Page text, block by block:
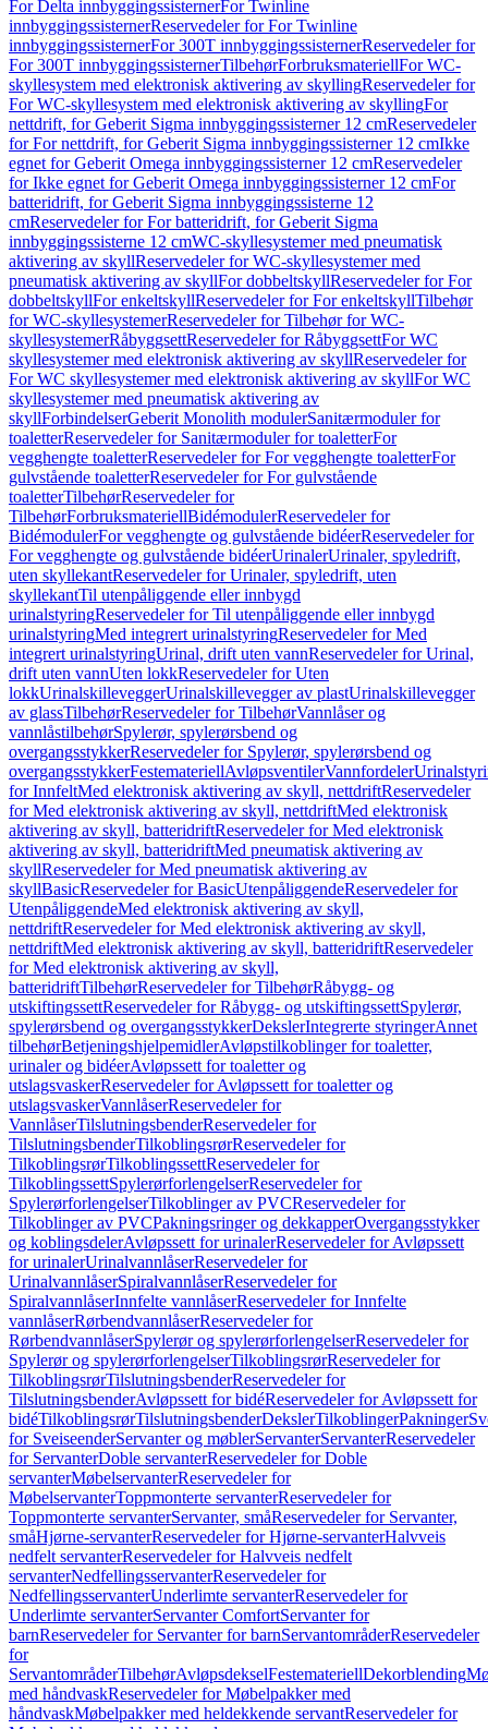
For Delta innbyggingssisternerFor Twinline
innbyggingssisternerReservedeler for For Twinline
innbyggingssisternerFor 300T innbyggingssisternerReservedeler for
For 300T innbyggingssisternerTilbehørForbruksmateriellFor WC-
skyllesystem med elektronisk aktivering av skyllingReservedeler for
For WC-skyllesystem med elektronisk aktivering av skyllingFor
nettdrift, for Geberit Sigma innbyggingssisterner 12 cmReservedeler
for For nettdrift, for Geberit Sigma innbyggingssisterner 12 cmIkke
egnet for Geberit Omega innbyggingssisterner 12 cmReservedeler
for Ikke egnet for Geberit Omega innbyggingssisterner 12 cmFor
batteridrift, for Geberit Sigma innbyggingssisterne 12
cmReservedeler for For batteridrift, for Geberit Sigma
innbyggingssisterne 12 cmWC-skyllesystemer med pneumatisk
aktivering av skyllReservedeler for WC-skyllesystemer med
pneumatisk aktivering av skyllFor dobbeltskyllReservedeler for For
dobbeltskyllFor enkeltskyllReservedeler for For enkeltskyllTilbehør
for WC-skyllesystemerReservedeler for Tilbehør for WC-
skyllesystemerRåbyggsettReservedeler for RåbyggsettFor WC
skyllesystemer med elektronisk aktivering av skyllReservedeler for
For WC skyllesystemer med elektronisk aktivering av skyllFor WC
skyllesystemer med pneumatisk aktivering av
skyllForbindelserGeberit Monolith modulerSanitærmoduler for
toaletterReservedeler for Sanitærmoduler for toaletterFor
vegghengte toaletterReservedeler for For vegghengte toaletterFor
gulvstående toaletterReservedeler for For gulvstående
toaletterTilbehørReservedeler for
TilbehørForbruksmateriellBidémodulerReservedeler for
BidémodulerFor vegghengte og gulvstående bidéerReservedeler for
For vegghengte og gulvstående bidéerUrinalerUrinaler, spyledrift,
uten skyllekantReservedeler for Urinaler, spyledrift, uten
skyllekantTil utenpåliggende eller innbygd
urinalstyringReservedeler for Til utenpåliggende eller innbygd
urinalstyringMed integrert urinalstyringReservedeler for Med
integrert urinalstyringUrinal, drift uten vannReservedeler for Urinal,
drift uten vannUten lokkReservedeler for Uten
lokkUrinalskilleveggerUrinalskillevegger av plastUrinalskillevegger
av glassTilbehørReservedeler for TilbehørVannlåser og
vannlåstilbehørSpylerør, spylerørsbend og
overgangsstykkerReservedeler for Spylerør, spylerørsbend og
overgangsstykkerFestemateriellAvløpsventilerVannfordeler
for InnfeltMed elektronisk aktivering av skyll, nettdriftReservedeler
for Med elektronisk aktivering av skyll, nettdriftMed elektronisk
aktivering av skyll, batteridriftReservedeler for Med elektronisk
aktivering av skyll, batteridriftMed pneumatisk aktivering av
skyllReservedeler for Med pneumatisk aktivering av
skyllBasicReservedeler for BasicUtenpåliggendeReservedeler for
UtenpåliggendeMed elektronisk aktivering av skyll,
nettdriftReservedeler for Med elektronisk aktivering av skyll,
nettdriftMed elektronisk aktivering av skyll, batteridriftReservedeler
for Med elektronisk aktivering av skyll,
batteridriftTilbehørReservedeler for TilbehørRåbygg- og
utskiftingssettReservedeler for Råbygg- og utskiftingssettSpylerør,
spylerørsbend og overgangsstykkerDekslerIntegrerte styringerAnnet
tilbehørBetjeningshjelpemidlerAvløpstilkoblinger for toaletter,
urinaler og bidéerAvløpssett for toaletter og
utslagsvaskerReservedeler for Avløpssett for toaletter og
utslagsvaskerVannlåserReservedeler for
VannlåserTilslutningsbenderReservedeler for
TilslutningsbenderTilkoblingsrørReservedeler for
TilkoblingsrørTilkoblingssettReservedeler for
TilkoblingssettSpylerørforlengelserReservedeler for
SpylerørforlengelserTilkoblinger av PVCReservedeler for
Tilkoblinger av PVCPakningsringer og dekkapperOvergangsstykker
og koblingsdelerAvløpssett for urinalerReservedeler for Avløpssett
for urinalerUrinalvannlåserReservedeler for
UrinalvannlåserSpiralvannlåserReservedeler for
SpiralvannlåserInnfelte vannlåserReservedeler for Innfelte
vannlåserRørbendvannlåserReservedeler for
RørbendvannlåserSpylerør og spylerørforlengelserReservedeler for
Spylerør og spylerørforlengelserTilkoblingsrørReservedeler for
TilkoblingsrørTilslutningsbenderReservedeler for
TilslutningsbenderAvløpssett for bidéReservedeler for Avløpssett for
bidéTilkoblingsrørTilslutningsbenderDekslerTilkoblingerPakninger
for SveiseenderServanter og møblerServanterServanterReservedeler
for ServanterDoble servanterReservedeler for Doble
servanterMøbelservanterReservedeler for
MøbelservanterToppmonterte servanterReservedeler for
Toppmonterte servanterServanter, småReservedeler for Servanter,
småHjørne-servanterReservedeler for Hjørne-servanterHalvveis
nedfelt servanterReservedeler for Halvveis nedfelt
servanterNedfellingsservanterReservedeler for
NedfellingsservanterUnderlimte servanterReservedeler for
Underlimte servanterServanter ComfortServanter for
barnReservedeler for Servanter for barnServantområderReservedeler
for
ServantområderTilbehørAvløpsdekselFestemateriellDekorblending
med håndvaskReservedeler for Møbelpakker med
håndvaskMøbelpakker med heldekkende servantReservedeler for